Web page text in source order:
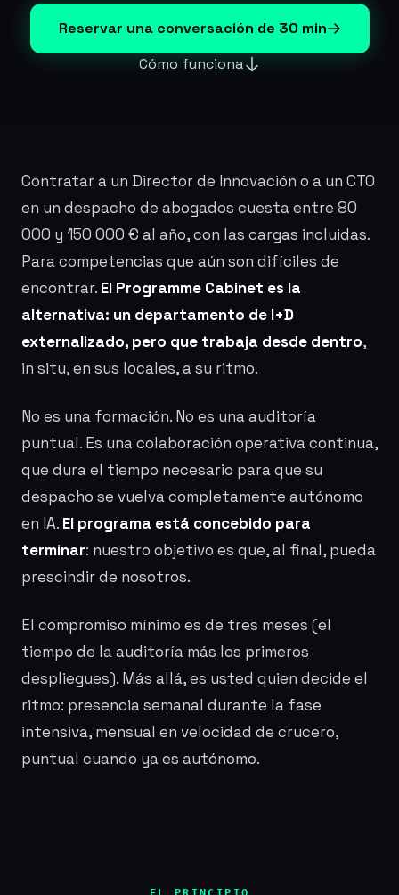
Reservar una conversación de 30 min
Cómo funciona
Contratar a un Director de Innovación o a un CTO
en un despacho de abogados cuesta entre 80
000 y 150 000 € al año, con las cargas incluidas.
Para competencias que aún son difíciles de
encontrar. El Programme Cabinet es la
alternativa: un departamento de I+D
externalizado, pero que trabaja desde dentro,
in situ, en sus locales, a su ritmo.
No es una formación. No es una auditoría
puntual. Es una colaboración operativa continua,
que dura el tiempo necesario para que su
despacho se vuelva completamente autónomo
en IA. El programa está concebido para
terminar: nuestro objetivo es que, al final, pueda
prescindir de nosotros.
El compromiso mínimo es de tres meses (el
tiempo de la auditoría más los primeros
despliegues). Más allá, es usted quien decide el
ritmo: presencia semanal durante la fase
intensiva, mensual en velocidad de crucero,
puntual cuando ya es autónomo.